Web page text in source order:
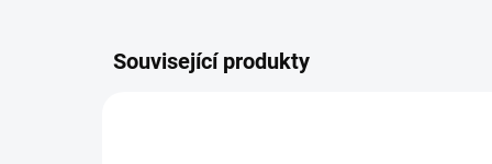
Související produkty